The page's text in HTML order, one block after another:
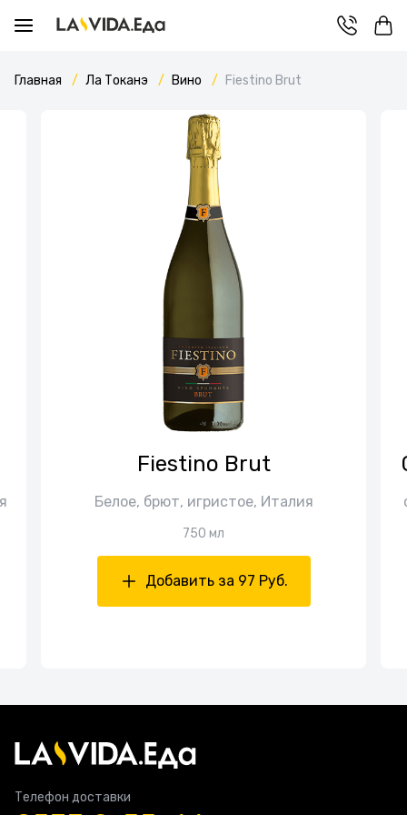
Главная Ла Токанэ Вино Fiestino Brut
Fiestino Brut
Белое, брют, игристое, Италия
750 мл
Добавить за 97 Руб.
Телефон доставки